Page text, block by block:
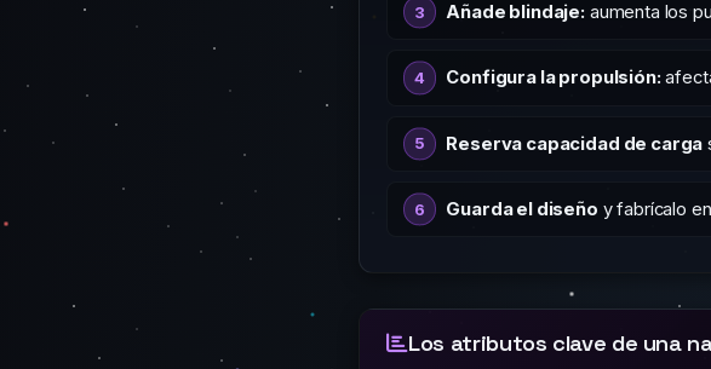
Añade blindaje: aumenta los
Configura la propulsión:
Reserva capacidad de carga
Guarda el diseño y fabrícalo
Los atributos clave de una